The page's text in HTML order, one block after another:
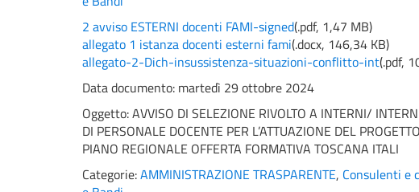
2 avviso ESTERNI docenti FAMI-signed(.pdf, 1,47 MB)
allegato 1 istanza docenti esterni fami(.docx, 146,34 KB)
allegato-2-Dich-insussistenza-situazioni-conflitto-int(.pdf,
Data documento: martedì 29 ottobre 2024
Oggetto:AVVISO DI SELEZIONE RIVOLTO A INTERNI/
DI PERSONALE DOCENTE PER L’ATTUAZIONE DEL
PIANO REGIONALE OFFERTA FORMATIVA TOSCANA ITALI
Categorie:AMMINISTRAZIONE TRASPARENTE, Consulenti e